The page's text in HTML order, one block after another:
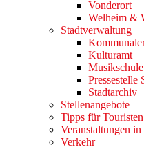
Vonderort
Welheim &
Stadtverwaltung
Kulturamt
Musikschule
Pressestelle
Stadtarchiv
Stellenangebote
Tipps für Touristen
Veranstaltungen
Verkehr